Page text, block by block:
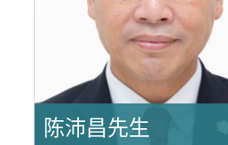
陈沛昌先生